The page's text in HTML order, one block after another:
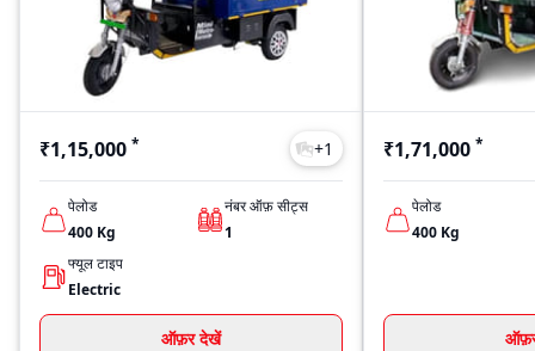
₹1,15,000 * +1
पेलोड
400 Kg
नंबर ऑफ़ सीट्स
1
फ्यूल टाइप
Electric
ऑफ़र देखें
₹1,71,000 *
पेलोड
400 Kg